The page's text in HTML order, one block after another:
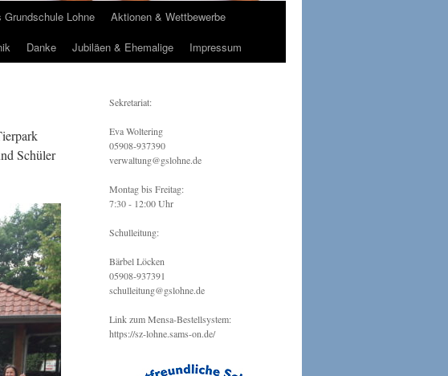
Grundschule Lohne
Aktionen & Wettbewerbe
Danke Jubiläen & Ehemalige Impressum
Schüler
Sekretariat:
Eva Woltering
05908-937390
verwaltung@gslohne.de
Montag bis Freitag:
7:30 - 12:00 Uhr
Schulleitung:
Bärbel Löcken
05908-937391
schulleitung@gslohne.de
Link zum Mensa-Bestellsystem:
https://sz-lohne.sams-on.de/